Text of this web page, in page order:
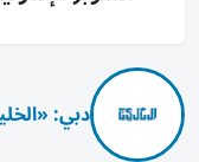
دبي: